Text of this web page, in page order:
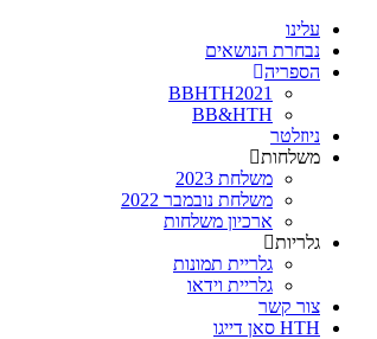
עלינו
נבחרת הנושאים
הספריה
BBHTH2021
BB&HTH
ניוזלטר
משלחות
משלחת 2023
משלחת נובמבר 2022
ארכיון משלחות
גלריות
גלריית תמונות
גלריית וידאו
צור קשר
HTH סאן דייגו